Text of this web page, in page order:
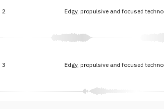
2 Edgy, propulsive and focused techno
3 Edgy, propulsive and focused techno